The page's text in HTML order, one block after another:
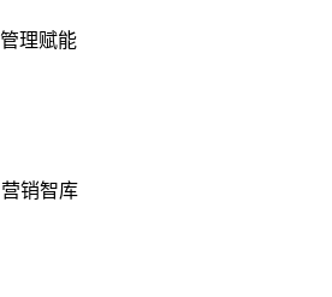
管理赋能
营销智库